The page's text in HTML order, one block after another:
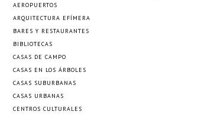
AEROPUERTOS
ARQUITECTURA EFÍMERA
BARES Y RESTAURANTES
BIBLIOTECAS
CASAS DE CAMPO
CASAS EN LOS ÁRBOLES
CASAS SUBURBANAS
CASAS URBANAS
CENTROS CULTURALES